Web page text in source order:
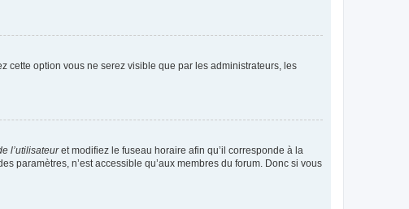
cette option vous ne serez visible que par les administrateurs, les
l’utilisateuret modifiez le fuseau horaire afin qu’il corresponde à la
paramètres, n’est accessible qu’aux membres du forum. Donc si vous